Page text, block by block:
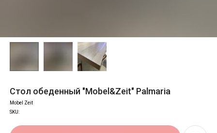
Стол обеденный "Mobel&Zeit" Palmaria
Mobel Zeit
SKU: